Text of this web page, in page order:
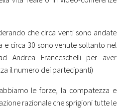
che circa venti sono andate
circa 30 sono venute soltanto nel
Andrea Franceschelli per aver
il numero dei partecipanti)
le forze, la compatezza e
razionale che sprigioni tutte le